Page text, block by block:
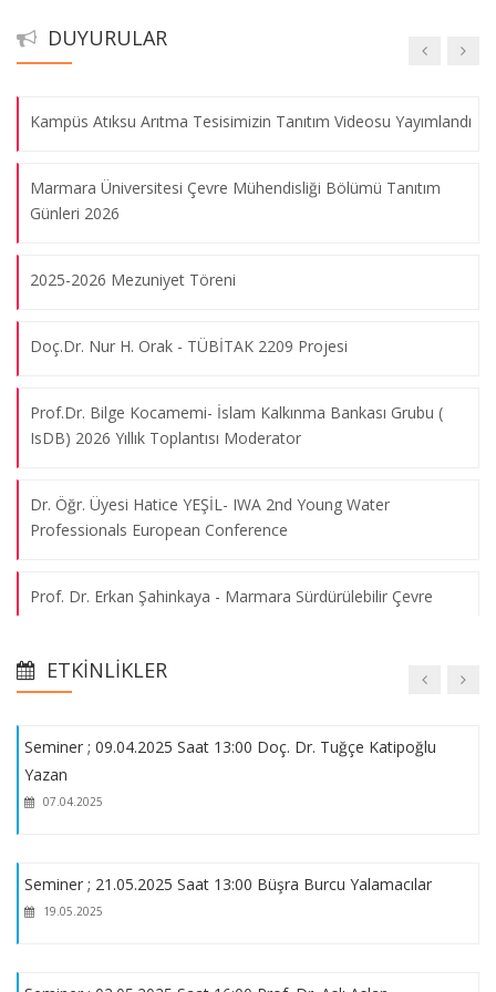
DUYURULAR
Kampüs Atıksu Arıtma Tesisimizin Tanıtım Videosu Yayımlandı
Marmara Üniversitesi Çevre Mühendisliği Bölümü Tanıtım
Günleri 2026
2025-2026 Mezuniyet Töreni
Doç.Dr. Nur H. Orak - TÜBİTAK 2209 Projesi
Prof.Dr. Bilge Kocamemi- İslam Kalkınma Bankası Grubu (
IsDB) 2026 Yıllık Toplantısı Moderator
Dr. Öğr. Üyesi Hatice YEŞİL- IWA 2nd Young Water
Professionals European Conference
Prof. Dr. Erkan Şahinkaya - Marmara Sürdürülebilir Çevre
Arş. Gör. Yaren Öztürk- Kitap Bölümü Bildirimi
2025-2026 Bitirme Projeleri Poster Sunumları
ENVE4028 Operation of Treatment Plants Dersi Kapsamında
ETKINLIKLER
07.08.2026
Bölümümüz Kurucu Öğretim Üyesi Sayın Prof. Dr. Ahmet Mete
in Environmental Engineering Sector in Türkiye and Global
Çevre Mühendisliği Bölüm Semineri , 27 Eylül 2022
07.08.2026
Orientation Day
07.08.2026
Seminer ; 09.04.2025 Saat 13:00 Doç. Dr. Tuğçe Katipoğlu
Yazan
07.04.2025
Seminer ; 21.05.2025 Saat 13:00 Büşra Burcu Yalamacılar
19.05.2025